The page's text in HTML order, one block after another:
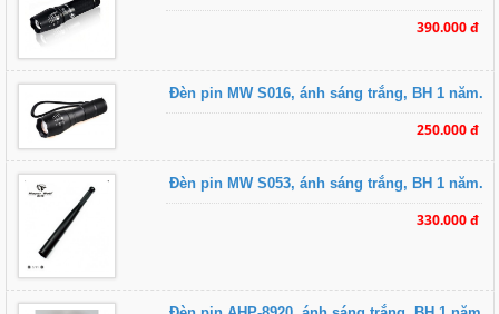
390.000 đ
Đèn pin MW S016, ánh sáng trắng, BH 1 năm.
250.000 đ
Đèn pin MW S053, ánh sáng trắng, BH 1 năm.
330.000 đ